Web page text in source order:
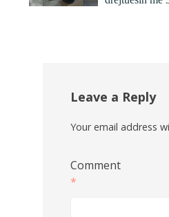
Leave a Reply
Your email address
Comment
*